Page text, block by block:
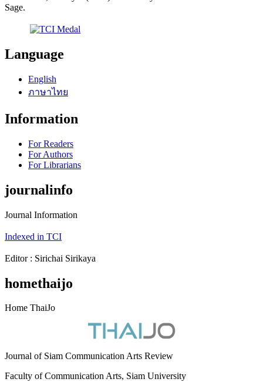
Sage.
Language
English
ภาษาไทย
Information
For Readers
For Authors
For Librarians
journalinfo
Journal Information
Indexed in TCI
Editor : Sirichai Sirikaya
homethaijo
Home ThaiJo
Journal of Siam Communication Arts Review
Faculty of Communication Arts, Siam University